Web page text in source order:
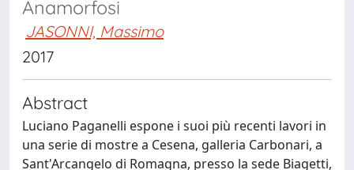
Anamorfosi
JASONNI, Massimo
2017
Abstract
Luciano Paganelli espone i suoi più recenti lavori in
una serie di mostre a Cesena, galleria Carbonari, a
Sant'Arcangelo di Romagna, presso la sede Biagetti,